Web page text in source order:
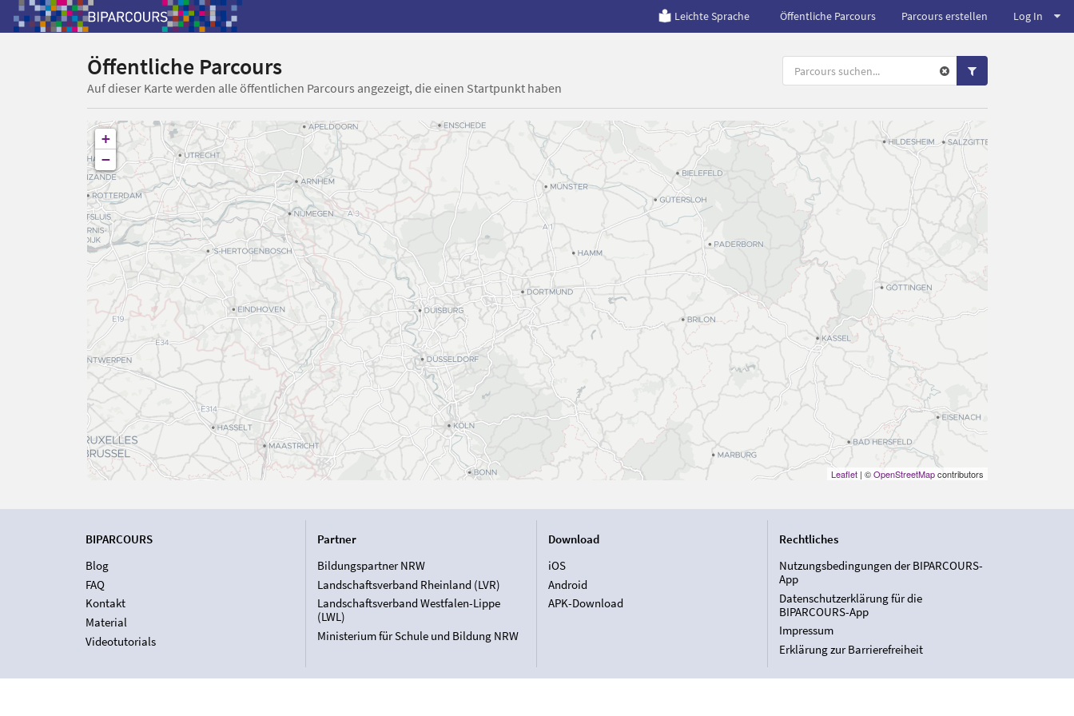
Leichte Sprache Öffentliche Parcours Parcours erstellen Log In
Öffentliche Parcours
Auf dieser Karte werden alle öffentlichen Parcours angezeigt, die einen Startpunkt haben
+
−
Leaflet| ©OpenStreetMapcontributors
BIPARCOURS
Blog
FAQ
Kontakt
Material
Videotutorials
Partner
Bildungspartner NRW
Landschaftsverband Rheinland (LVR)
Landschaftsverband Westfalen-Lippe
(LWL)
Ministerium für Schule und Bildung NRW
Download
iOS
Android
APK-Download
Rechtliches
Nutzungsbedingungen der BIPARCOURS-
App
Datenschutzerklärung für die
BIPARCOURS-App
Impressum
Erklärung zur Barrierefreiheit